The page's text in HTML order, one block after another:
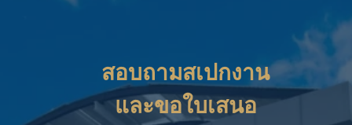
สอบถามสเปกงาน
และขอใบเสนอ